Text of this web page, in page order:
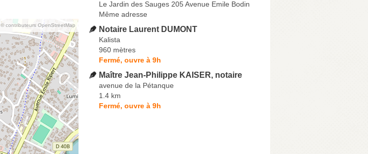
© contributeurs OpenStreetMap
Le Jardin des Sauges 205 Avenue Emile Bodin
Même adresse
Notaire Laurent DUMONT
Kalista
960 mètres
Fermé, ouvre à 9h
Maître Jean-Philippe KAISER, notaire
avenue de la Pétanque
1.4 km
Fermé, ouvre à 9h